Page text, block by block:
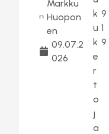
Markku
Huopon
en
09.07.2
026
k
u
k
e
r
t
o
j
a
9
1
9